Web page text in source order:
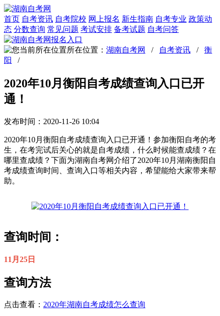
首页 自考资讯 自考院校 网上报名 新生指南 自考专业 政策动
态 分数查询 常见问题 考试安排 备考试题 自考问答
所在位置： 湖南自考网 / 自考资讯 / 衡
阳
/
2020年10月衡阳自考成绩查询入口已开
通！
发布时间：2020-11-26 10:04
2020年10月衡阳自考成绩查询入口已开通！参加衡阳自考的考
生，在考完试后关心的就是自考成绩，什么时候能查成绩？在
哪里查成绩？下面为湖南自考网介绍了2020年10月湖南衡阳自
考成绩查询时间、查询入口等相关内容，希望能给大家带来帮
助。
查询时间：
11月25日
查询方法
点击查看： 2020年湖南自考成绩怎么查询